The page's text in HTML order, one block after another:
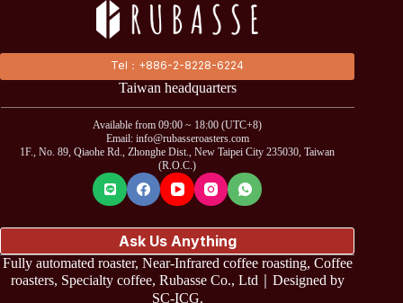
Tel：+886-2-8228-6224
Taiwan headquarters
Available from 09:00 ~ 18:00 (UTC+8)
Email: info@rubasseroasters.com
1F., No. 89, Qiaohe Rd., Zhonghe Dist., New Taipei City 235030, Taiwan
(R.O.C.)
Ask Us Anything
Fully automated roaster, Near-Infrared coffee roasting, Coffee
roasters, Specialty coffee, Rubasse Co., Ltd｜Designed by
SC-ICG.